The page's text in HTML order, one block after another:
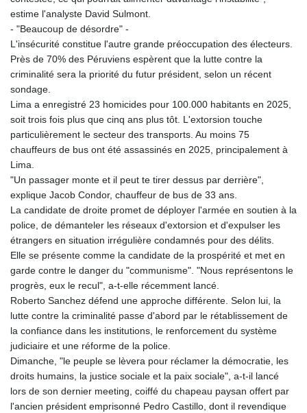
103179.229954
LKR 387.028882
LRD 207.974585
LTL 3.402947
LVL 0.697118
LYD 7.344833
MAD 10.750192
MGA
4953.772522
MKD 61.427977
MMK
2419.54797
MNT
4144.10128
MOP 9.310037
MRU 46.191483
MUR 54.096679
MVR 17.805023
MWK
1997.873162
MXN 19.839187
MYR 4.713377
MZN 73.654852
estime l'analyste David Sulmont.
- "Beaucoup de désordre" -
L'insécurité constitue l'autre grande préoccupation des électeurs.
Près de 70% des Péruviens espèrent que la lutte contre la
criminalité sera la priorité du futur président, selon un récent
sondage.
Lima a enregistré 23 homicides pour 100.000 habitants en 2025,
soit trois fois plus que cinq ans plus tôt. L'extorsion touche
particulièrement le secteur des transports. Au moins 75
chauffeurs de bus ont été assassinés en 2025, principalement à
Lima.
"Un passager monte et il peut te tirer dessus par derrière",
explique Jacob Condor, chauffeur de bus de 33 ans.
La candidate de droite promet de déployer l'armée en soutien à la
police, de démanteler les réseaux d'extorsion et d'expulser les
étrangers en situation irrégulière condamnés pour des délits.
Elle se présente comme la candidate de la prospérité et met en
garde contre le danger du "communisme". "Nous représentons le
progrès, eux le recul", a-t-elle récemment lancé.
Roberto Sanchez défend une approche différente. Selon lui, la
lutte contre la criminalité passe d'abord par le rétablissement de
la confiance dans les institutions, le renforcement du système
judiciaire et une réforme de la police.
Dimanche, "le peuple se lèvera pour réclamer la démocratie, les
droits humains, la justice sociale et la paix sociale", a-t-il lancé
lors de son dernier meeting, coiffé du chapeau paysan offert par
l'ancien président emprisonné Pedro Castillo, dont il revendique